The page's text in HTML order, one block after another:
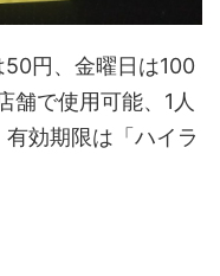
円、金曜日は100
舗で使用可能、1人
効期限は「ハイラ